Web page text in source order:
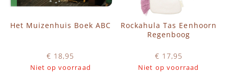
Het Muizenhuis Boek ABC
€ 18,95
Niet op voorraad
Rockahula Tas Eenhoorn
Regenboog
€ 17,95
Niet op voorraad